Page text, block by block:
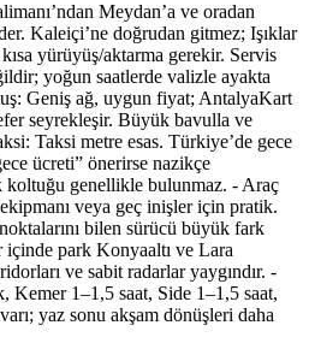
Meydan’a ve oradan
Kaleiçi’ne doğrudan gitmez; Işıklar
yürüyüş/aktarma gerekir. Servis
yoğun saatlerde valizle ayakta
Geniş ağ, uygun fiyat; AntalyaKart
seyrekleşir. Büyük bavulla ve
Taksi metre esas. Türkiye’de gece
ücreti” önerirse nazikçe
koltuğu genellikle bulunmaz. - Araç
veya geç inişler için pratik.
bilen sürücü büyük fark
içinde park Konyaaltı ve Lara
ve sabit radarlar yaygındır. -
Kemer 1–1,5 saat, Side 1–1,5 saat,
yaz sonu akşam dönüşleri daha